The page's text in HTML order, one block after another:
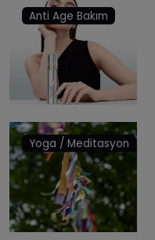
Anti Age Bakım
Yoga / Meditasyon